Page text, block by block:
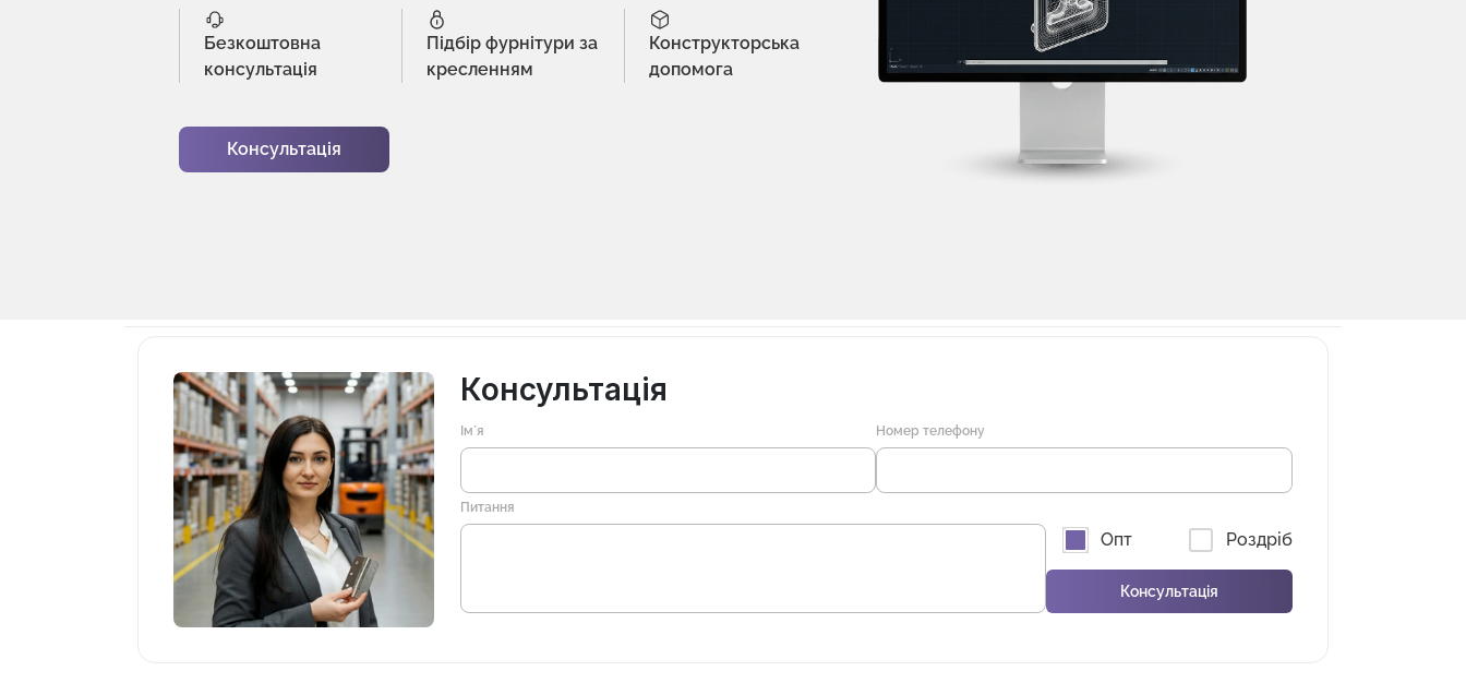
Безкоштовна
консультація
Підбір фурнітури за
кресленням
Конструкторська
допомога
Консультація
Консультація
Імʼя Номер телефону
Питання
Опт Роздріб